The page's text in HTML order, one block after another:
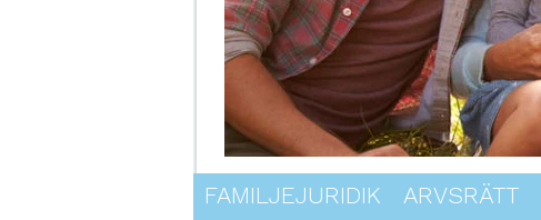
FAMILJEJURIDIK ARVSRÄTT